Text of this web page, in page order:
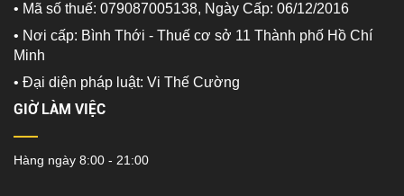
• Mã số thuế: 079087005138, Ngày Cấp: 06/12/2016
• Nơi cấp: Bình Thới - Thuế cơ sở 11 Thành phố Hồ Chí
Minh
• Đại diện pháp luật: Vi Thế Cường
GIỜ LÀM VIỆC
Hàng ngày 8:00 - 21:00